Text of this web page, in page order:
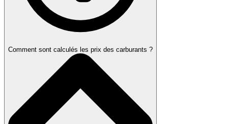
Comment sont calculés les prix des carburants ?